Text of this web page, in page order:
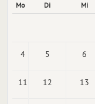
Mo Di Mi
4 5 6
11 12 13